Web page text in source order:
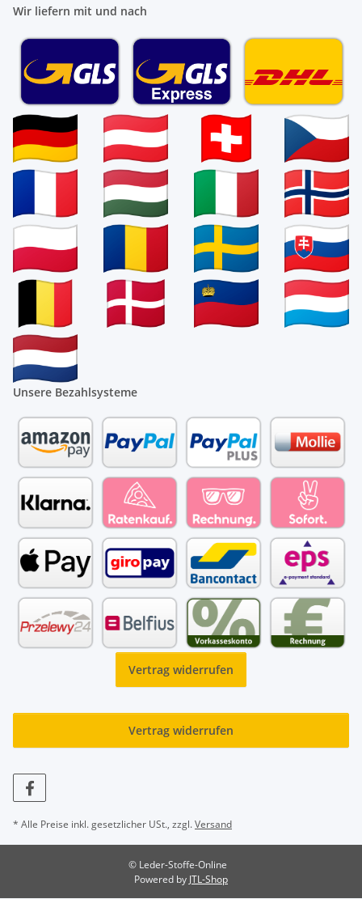
Wir liefern mit und nach
Unsere Bezahlsysteme
Vertrag widerrufen
Vertrag widerrufen
* Alle Preise inkl. gesetzlicher USt., zzgl.Versand
© Leder-Stoffe-Online
Powered by JTL-Shop